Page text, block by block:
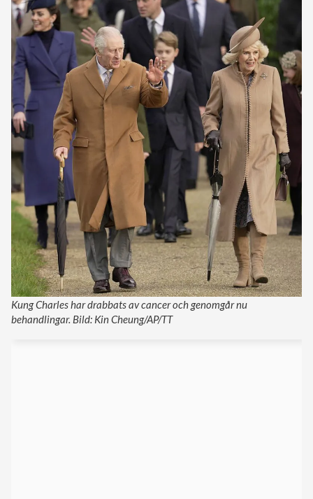
Kung Charles har drabbats av cancer och genomgår nu
behandlingar. Bild: Kin Cheung/AP/TT